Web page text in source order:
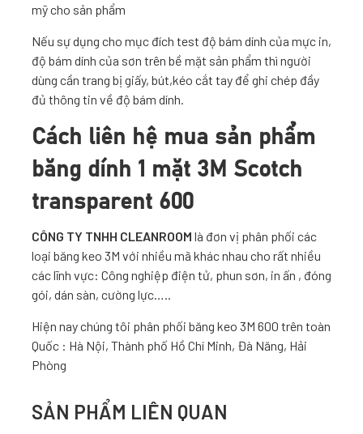
mỹ cho sản phẩm
Nếu sự dụng cho mục đích test độ bám dính của mực in,
độ bám dính của sơn trên bề mặt sản phẩm thì người
dùng cần trang bị giấy, bút,kéo cắt tay để ghi chép đầy
đủ thông tin về độ bám dính.
Cách liên hệ mua sản phẩm
băng dính 1 mặt 3M Scotch
transparent 600
CÔNG TY TNHH CLEANROOM là đơn vị phân phối các
loại băng keo 3M với nhiều mã khác nhau cho rất nhiều
các lĩnh vực: Công nghiệp điện tử, phun sơn, in ấn , đóng
gói, dán sàn, cường lực…..
Hiện nay chúng tôi phân phối băng keo 3M 600 trên toàn
Quốc : Hà Nội, Thành phố Hồ Chí Minh, Đà Năng, Hải
Phòng
SẢN PHẨM LIÊN QUAN